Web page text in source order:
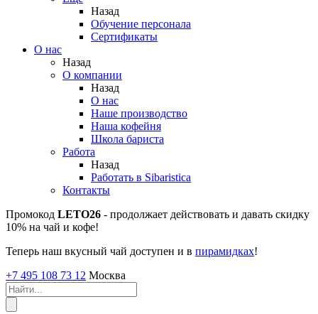
Назад
Обучение персонала
Сертификаты
О нас
Назад
O компании
Назад
О нас
Наше производство
Наша кофейня
Школа бариста
Работа
Назад
Работать в Sibaristica
Контакты
Промокод LETO26 - продолжает действовать и давать скидку
10% на чай и кофе!
Теперь наш вкусный чай доступен и в пирамидках!
+7 495 108 73 12 Москва